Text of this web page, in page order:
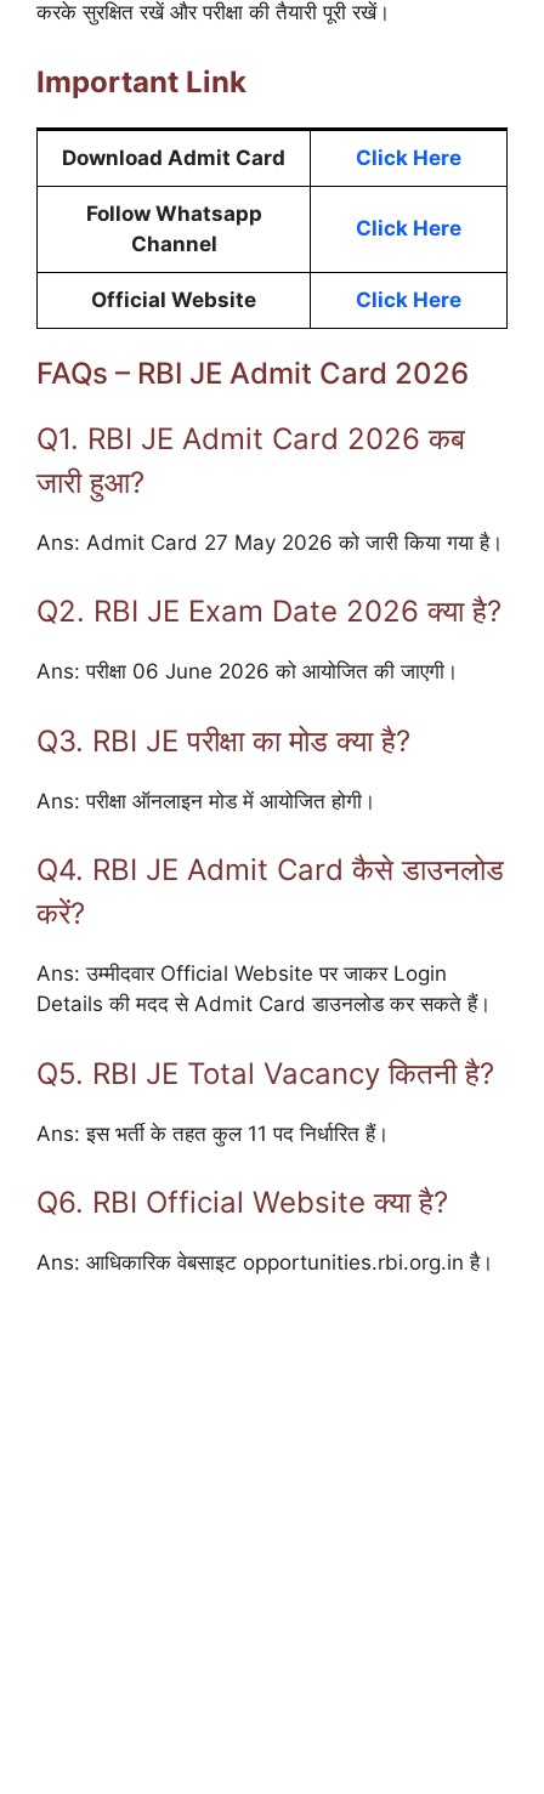
करके सुरक्षित रखें और परीक्षा की तैयारी पूरी रखें।
Important Link
Download Admit Card Click Here
Follow Whatsapp
Channel
Click Here
Official Website Click Here
FAQs – RBI JE Admit Card 2026
Q1. RBI JE Admit Card 2026 कब
जारी हुआ?
Ans: Admit Card 27 May 2026 को जारी किया गया है।
Q2. RBI JE Exam Date 2026 क्या है?
Ans: परीक्षा 06 June 2026 को आयोजित की जाएगी।
Q3. RBI JE परीक्षा का मोड क्या है?
Ans: परीक्षा ऑनलाइन मोड में आयोजित होगी।
Q4. RBI JE Admit Card कैसे डाउनलोड
करें?
Ans: उम्मीदवार Official Website पर जाकर Login
Details की मदद से Admit Card डाउनलोड कर सकते हैं।
Q5. RBI JE Total Vacancy कितनी है?
Ans: इस भर्ती के तहत कुल 11 पद निर्धारित हैं।
Q6. RBI Official Website क्या है?
Ans: आधिकारिक वेबसाइट opportunities.rbi.org.in है।